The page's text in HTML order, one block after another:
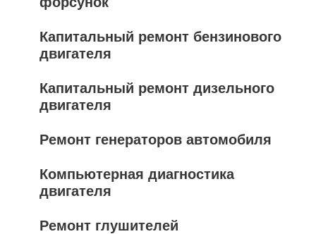
Капитальный ремонт бензинового
двигателя
Капитальный ремонт дизельного
двигателя
Ремонт генераторов автомобиля
Компьютерная диагностика
двигателя
Ремонт глушителей